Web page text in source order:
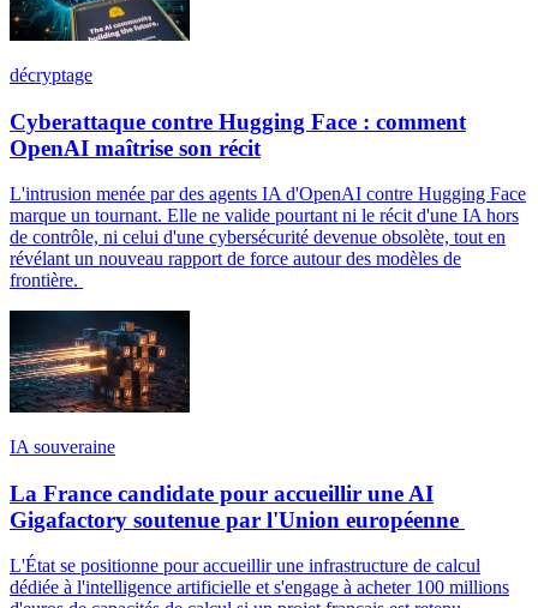
décryptage
Cyberattaque contre Hugging Face : comment
OpenAI maîtrise son récit
L'intrusion menée par des agents IA d'OpenAI contre Hugging Face
marque un tournant. Elle ne valide pourtant ni le récit d'une IA hors
de contrôle, ni celui d'une cybersécurité devenue obsolète, tout en
révélant un nouveau rapport de force autour des modèles de
frontière.
IA souveraine
La France candidate pour accueillir une AI
Gigafactory soutenue par l'Union européenne
L'État se positionne pour accueillir une infrastructure de calcul
dédiée à l'intelligence artificielle et s'engage à acheter 100 millions